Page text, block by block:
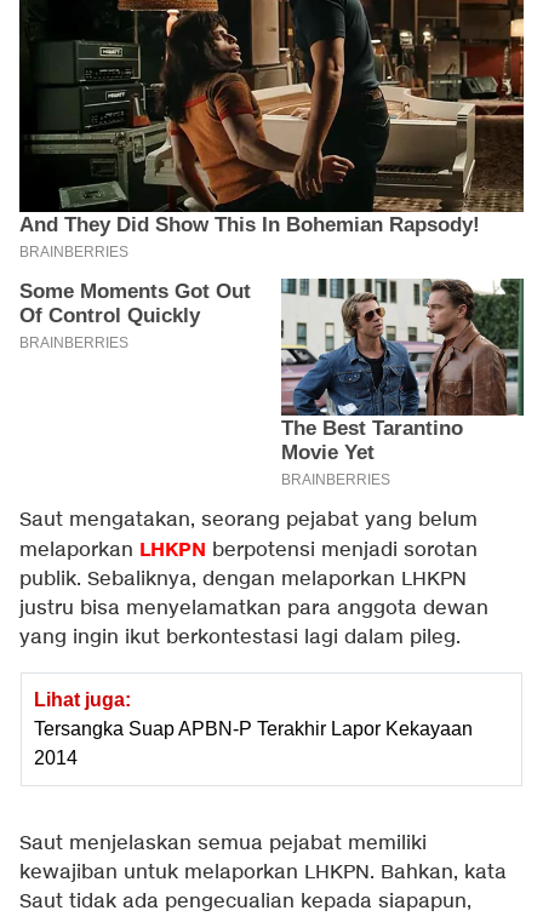
Saut mengatakan, seorang pejabat yang belum
melaporkan LHKPN berpotensi menjadi sorotan
publik. Sebaliknya, dengan melaporkan LHKPN
justru bisa menyelamatkan para anggota dewan
yang ingin ikut berkontestasi lagi dalam pileg.
Lihat juga:
Tersangka Suap APBN-P Terakhir Lapor Kekayaan
2014
Saut menjelaskan semua pejabat memiliki
kewajiban untuk melaporkan LHKPN. Bahkan, kata
Saut tidak ada pengecualian kepada siapapun,